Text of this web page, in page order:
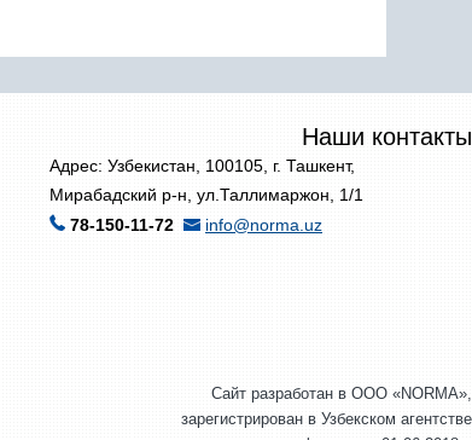
Наши контакты
Адрес: Узбекистан, 100105, г. Ташкент,
Мирабадский р-н, ул.Таллимаржон, 1/1
78-150-11-72
info@norma.uz
Сайт разработан в ООО «NORMA»,
зарегистрирован в Узбекском агентстве